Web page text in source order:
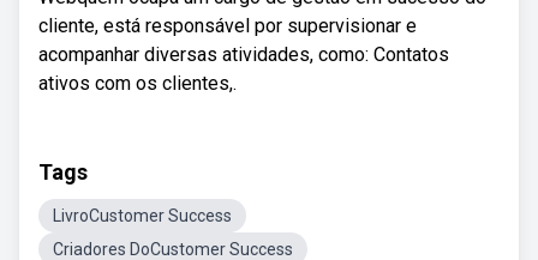
cliente, está responsável por supervisionar e
acompanhar diversas atividades, como: Contatos
ativos com os clientes,.
Tags
LivroCustomer Success
Criadores DoCustomer Success